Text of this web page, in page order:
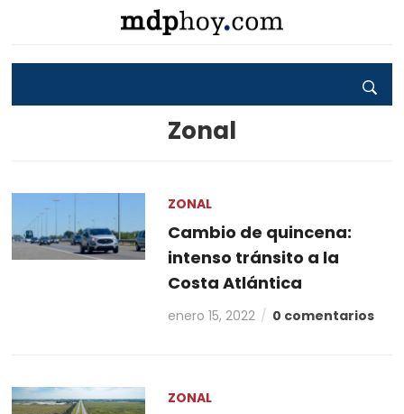
Zonal
ZONAL
Cambio de quincena:
intenso tránsito a la
Costa Atlántica
enero 15, 2022 0 comentarios
ZONAL